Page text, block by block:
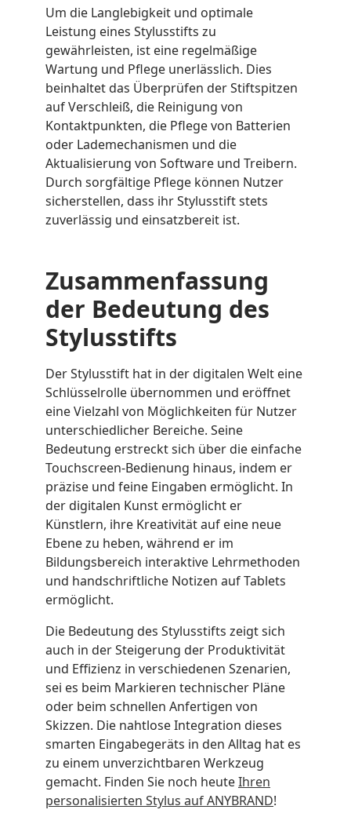
Um die Langlebigkeit und optimale
Leistung eines Stylusstifts zu
gewährleisten, ist eine regelmäßige
Wartung und Pflege unerlässlich. Dies
beinhaltet das Überprüfen der Stiftspitzen
auf Verschleiß, die Reinigung von
Kontaktpunkten, die Pflege von Batterien
oder Lademechanismen und die
Aktualisierung von Software und Treibern.
Durch sorgfältige Pflege können Nutzer
sicherstellen, dass ihr Stylusstift stets
zuverlässig und einsatzbereit ist.
Zusammenfassung
der Bedeutung des
Stylusstifts
Der Stylusstift hat in der digitalen Welt eine
Schlüsselrolle übernommen und eröffnet
eine Vielzahl von Möglichkeiten für Nutzer
unterschiedlicher Bereiche. Seine
Bedeutung erstreckt sich über die einfache
Touchscreen-Bedienung hinaus, indem er
präzise und feine Eingaben ermöglicht. In
der digitalen Kunst ermöglicht er
Künstlern, ihre Kreativität auf eine neue
Ebene zu heben, während er im
Bildungsbereich interaktive Lehrmethoden
und handschriftliche Notizen auf Tablets
ermöglicht.
Die Bedeutung des Stylusstifts zeigt sich
auch in der Steigerung der Produktivität
und Effizienz in verschiedenen Szenarien,
sei es beim Markieren technischer Pläne
oder beim schnellen Anfertigen von
Skizzen. Die nahtlose Integration dieses
smarten Eingabegeräts in den Alltag hat es
zu einem unverzichtbaren Werkzeug
gemacht. Finden Sie noch heuteIhren
personalisierten Stylus auf ANYBRAND!